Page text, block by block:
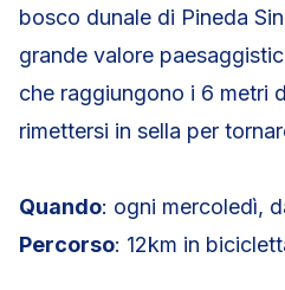
bosco dunale di Pineda
grande valore
che raggiungono i 6 metri
rimettersi in sella per
Quando: ogni mercoledì,
Percorso: 12km in